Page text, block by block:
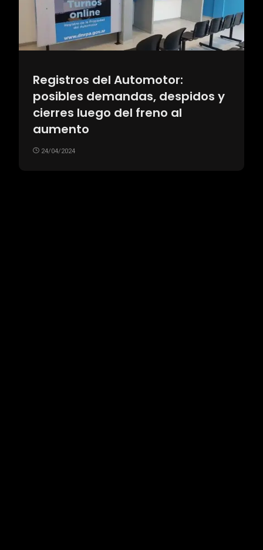
Registros del Automotor:
posibles demandas, despidos y
cierres luego del freno al
aumento
24/04/2024